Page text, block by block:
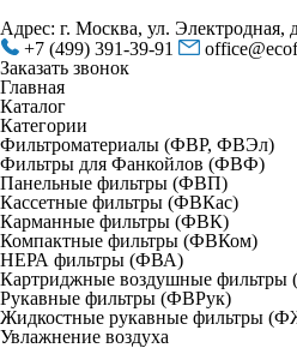
Адрес: г. Москва, ул. Электродная,
+7 (499) 391-39-91
Заказать звонок
Главная
Каталог
Категории
Фильтроматериалы (ФВР, ФВЭл)
Фильтры для Фанкойлов (ФВФ)
Панельные фильтры (ФВП)
Кассетные фильтры (ФВКас)
Карманные фильтры (ФВК)
Компактные фильтры (ФВКом)
НЕРА фильтры (ФВА)
Картриджные воздушные
Рукавные фильтры (ФВРук)
Жидкостные рукавные фильтры
Увлажнение воздуха